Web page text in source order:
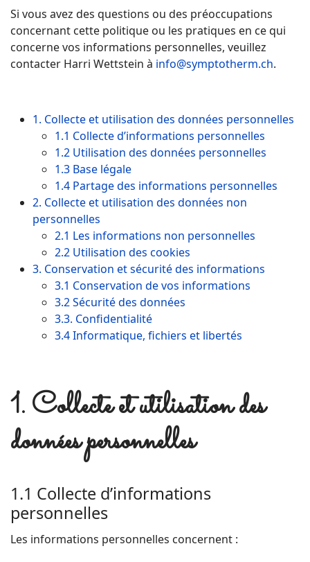
Si vous avez des questions ou des préoccupations
concernant cette politique ou les pratiques en ce qui
concerne vos informations personnelles, veuillez
contacter Harri Wettstein à info@symptotherm.ch.
1. Collecte et utilisation des données personnelles
1.1 Collecte d’informations personnelles
1.2 Utilisation des données personnelles
1.3 Base légale
1.4 Partage des informations personnelles
2. Collecte et utilisation des données non
personnelles
2.1 Les informations non personnelles
2.2 Utilisation des cookies
3. Conservation et sécurité des informations
3.1 Conservation de vos informations
3.2 Sécurité des données
3.3. Confidentialité
3.4 Informatique, fichiers et libertés
1. Collecte et utilisation des
données personnelles
1.1 Collecte d’informations
personnelles
Les informations personnelles concernent :